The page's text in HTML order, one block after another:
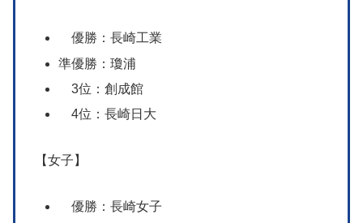
優勝：長崎工業
準優勝：瓊浦
3位：創成館
4位：長崎日大
【女子】
優勝：長崎女子